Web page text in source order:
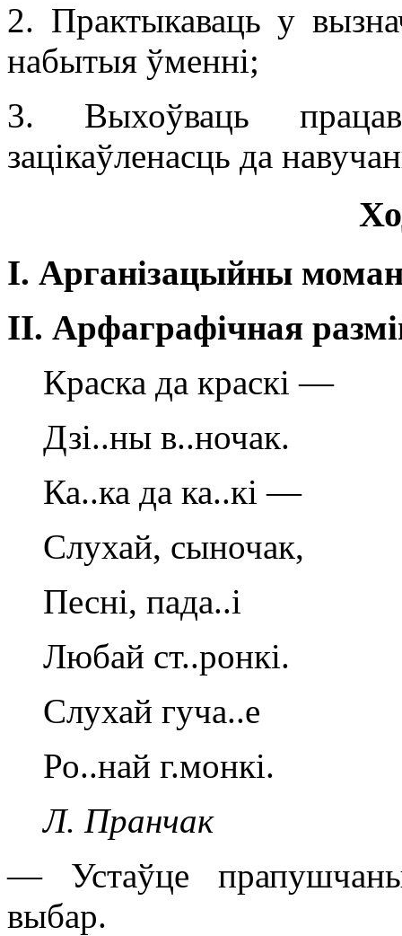
2. Практыкаваць у
набытыя ўменні;
3. Выхоўваць
зацікаўленасць да
I. Арганізацыйны
II. Арфаграфічная
Краска да краскі —
Дзі..ны в..ночак.
Ка..ка да ка..кі —
Слухай, сыночак,
Песні, пада..і
Любай ст..ронкі.
Слухай гуча..е
Ро..най г.монкі.
Л. Пранчак
— Устаўце
выбар.